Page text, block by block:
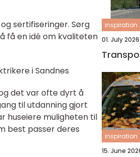
sertifiseringer. Sørg
få en idé om kvaliteten
i Sandnes
det var ofte dyrt å
til utdanning gjort
huseiere muligheten til
best passer deres
inspiration
01. July 2026
inspiration
15. June